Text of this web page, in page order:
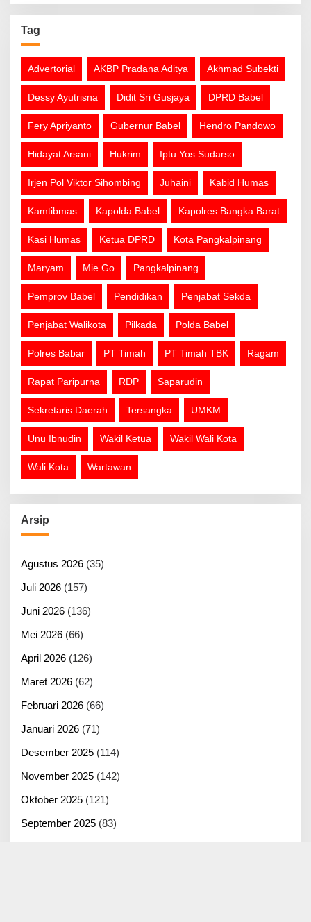
Tag
Advertorial AKBP Pradana Aditya Akhmad Subekti
Dessy Ayutrisna Didit Sri Gusjaya DPRD Babel
Fery Apriyanto Gubernur Babel Hendro Pandowo
Hidayat Arsani Hukrim Iptu Yos Sudarso
Irjen Pol Viktor Sihombing Juhaini Kabid Humas
Kamtibmas Kapolda Babel Kapolres Bangka Barat
Kasi Humas Ketua DPRD Kota Pangkalpinang
Maryam Mie Go Pangkalpinang
Pemprov Babel Pendidikan Penjabat Sekda
Penjabat Walikota Pilkada Polda Babel
Polres Babar PT Timah PT Timah TBK Ragam
Rapat Paripurna RDP Saparudin
Sekretaris Daerah Tersangka UMKM
Unu Ibnudin Wakil Ketua Wakil Wali Kota
Wali Kota Wartawan
Arsip
Agustus 2026 (35)
Juli 2026 (157)
Juni 2026 (136)
Mei 2026 (66)
April 2026 (126)
Maret 2026 (62)
Februari 2026 (66)
Januari 2026 (71)
Desember 2025 (114)
November 2025 (142)
Oktober 2025 (121)
September 2025 (83)